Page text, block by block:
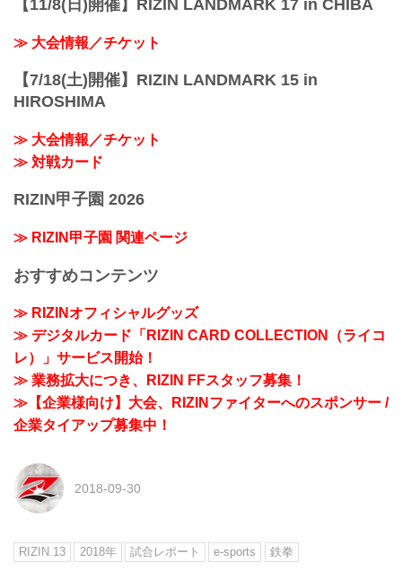
【11/8(日)開催】RIZIN LANDMARK 17 in CHIBA
≫ 大会情報／チケット
【7/18(土)開催】RIZIN LANDMARK 15 in
HIROSHIMA
≫ 大会情報／チケット
≫ 対戦カード
RIZIN甲子園 2026
≫ RIZIN甲子園 関連ページ
おすすめコンテンツ
≫ RIZINオフィシャルグッズ
≫ デジタルカード「RIZIN CARD COLLECTION（ライコ
レ）」サービス開始！
≫ 業務拡大につき、RIZIN FFスタッフ募集！
≫【企業様向け】大会、RIZINファイターへのスポンサー /
企業タイアップ募集中！
2018-09-30
RIZIN.13 2018年 試合レポート e-sports 鉄拳